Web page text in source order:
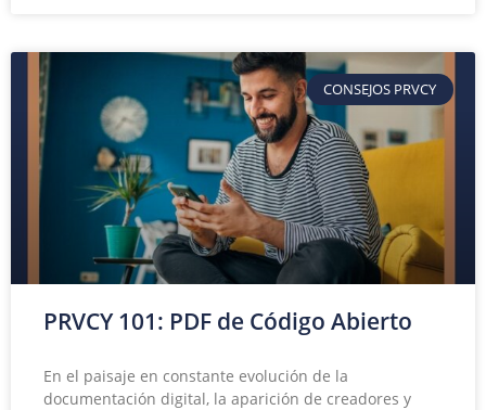
CONSEJOS PRVCY
PRVCY 101: PDF de Código Abierto
En el paisaje en constante evolución de la
documentación digital, la aparición de creadores y